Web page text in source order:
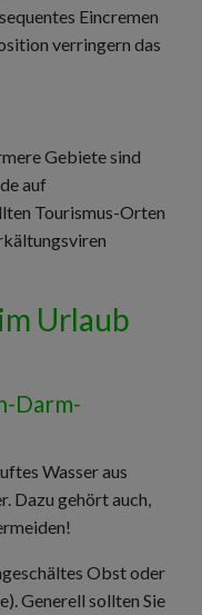
Eincremen
verringern das
Gebiete sind
auf
Tourismus-Orten
Urlaub
Darm-
Wasser aus
Dazu gehört auch,
Obst oder
Generell sollten Sie